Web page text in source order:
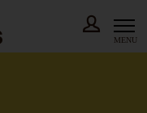
MENU